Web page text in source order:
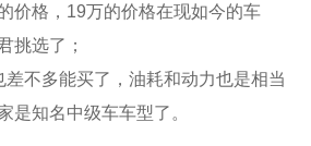
价格，19万的价格在现如今的车
挑选了；
不多能买了，油耗和动力也是相当
是知名中级车车型了。